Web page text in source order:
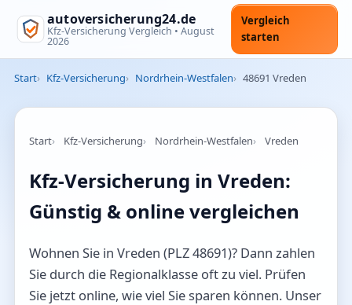
autoversicherung24.de
Kfz-Versicherung Vergleich • August
2026
Vergleich
starten
Start Kfz-Versicherung Nordrhein-Westfalen 48691 Vreden
Start Kfz-Versicherung Nordrhein-Westfalen Vreden
Kfz-Versicherung in Vreden:
Günstig & online vergleichen
Wohnen Sie in Vreden (PLZ 48691)? Dann zahlen
Sie durch die Regionalklasse oft zu viel. Prüfen
Sie jetzt online, wie viel Sie sparen können. Unser